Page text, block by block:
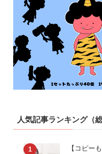
人気記事ランキング（総
【コピー